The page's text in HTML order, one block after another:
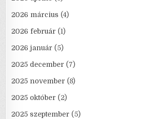
2026 március (4)
2026 február (1)
2026 január (5)
2025 december (7)
2025 november (8)
2025 október (2)
2025 szeptember (5)